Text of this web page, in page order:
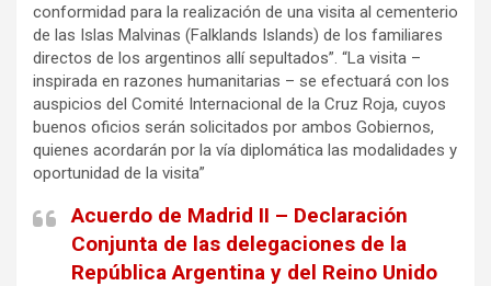
conformidad para la realización de una visita al cementerio
de las Islas Malvinas (Falklands Islands) de los familiares
directos de los argentinos allí sepultados”. “La visita –
inspirada en razones humanitarias – se efectuará con los
auspicios del Comité Internacional de la Cruz Roja, cuyos
buenos oficios serán solicitados por ambos Gobiernos,
quienes acordarán por la vía diplomática las modalidades y
oportunidad de la visita”
Acuerdo de Madrid II – Declaración
Conjunta de las delegaciones de la
República Argentina y del Reino Unido